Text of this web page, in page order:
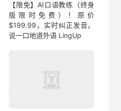
【限免】AI口语教练（终身
版限时免费）！原价
$199.99，实时纠正发音，
说一口地道外语 LingUp